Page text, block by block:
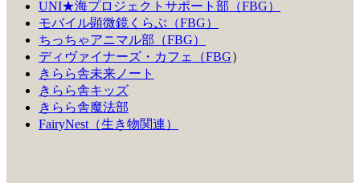
UNI★海プロジェクトサポート部（FBG）
モバイル顕微鏡くらぶ（FBG）
ちっちゃアニマル部（FBG）
ディヴァイナーズ・カフェ（FBG）
きらら舎未来ノート
きらら舎キッズ
きらら舎魔法部
FairyNest（生き物関連）